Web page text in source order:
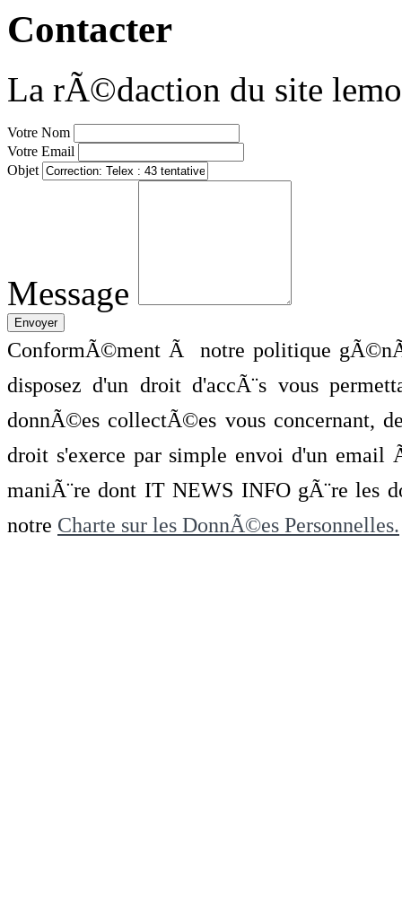
Contacter
La rÃ©daction du site
Votre Nom
Votre Email
Objet
Message
ConformÃ©ment Ã notre politique
disposez d'un droit d'accÃ¨s vous
donnÃ©es collectÃ©es vous concernant,
droit s'exerce par simple envoi d'un
maniÃ¨re dont IT NEWS INFO gÃ¨re les
notre Charte sur les DonnÃ©es Personnelles.